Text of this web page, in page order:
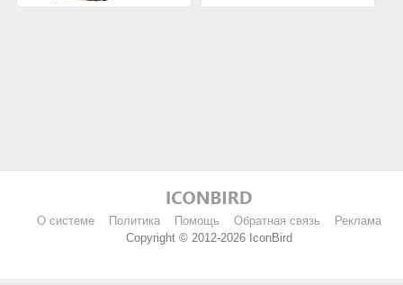
О системе Политика Помощь Обратная связь
Реклама
Copyright © 2012-2026 IconBird